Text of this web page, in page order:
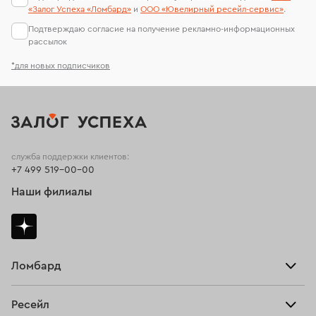
*для новых подписчиков
«Залог Успеха «Ломбард» и ООО «Ювелирный ресейл-сервиc».
Подтверждаю согласие на получение рекламно-информационных
рассылок
Ломбард
Ресейл
служба поддержки клиентов:
+7 499 519-00-00
Наши филиалы